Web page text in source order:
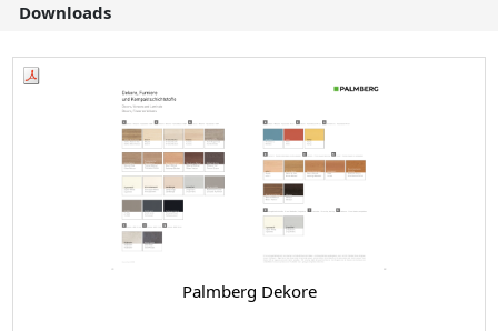
Downloads
Palmberg Dekore